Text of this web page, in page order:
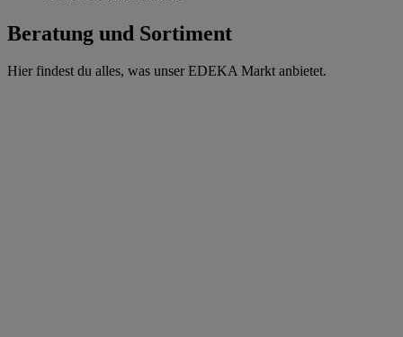
Beratung und Sortiment
Hier findest du alles, was unser EDEKA Markt anbietet.